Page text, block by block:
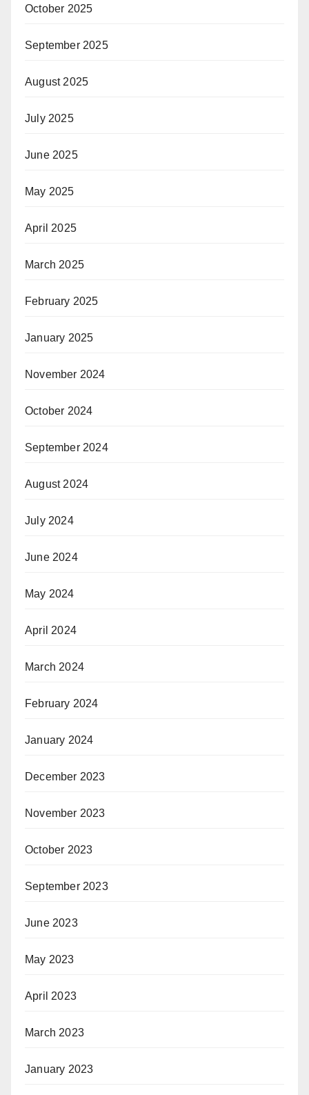
October 2025
September 2025
August 2025
July 2025
June 2025
May 2025
April 2025
March 2025
February 2025
January 2025
November 2024
October 2024
September 2024
August 2024
July 2024
June 2024
May 2024
April 2024
March 2024
February 2024
January 2024
December 2023
November 2023
October 2023
September 2023
June 2023
May 2023
April 2023
March 2023
January 2023